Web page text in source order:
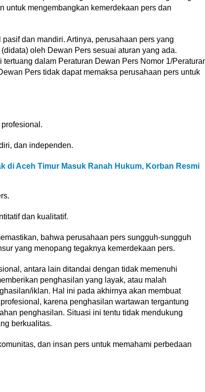
untuk mengembangkan kemerdekaan pers dan
dan mandiri. Artinya, perusahaan pers yang
oleh Dewan Pers sesuai aturan yang ada.
dalam Peraturan Dewan Pers Nomor 1/
Pers tidak dapat memaksa perusahaan pers untuk
dan independen.
di Aceh Timur Masuk Ranah Hukum, Korban Resmi
dan kualitatif.
bahwa perusahaan pers sungguh-sungguh
yang menopang tegaknya kemerdekaan pers.
antara lain ditandai dengan tidak memenuhi
penghasilan yang layak, atau malah
iklan. Hal ini pada akhirnya akan membuat
karena penghasilan wartawan tergantung
penghasilan. Situasi ini tentu tidak mendukung
berkualitas.
dan insan pers untuk memahami perbedaan